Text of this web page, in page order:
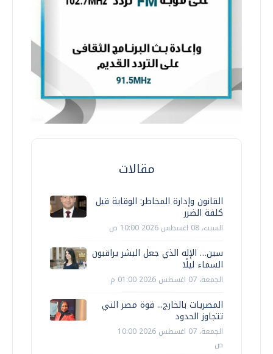
مقالات
القانون وإدارة المخاطر: الوقاية قبل
كلفة الضرر
السبت، 08 اغسطس 2026 10:00 ص
سين… الإله الذي جعل البشر يراقبون
السماء ليلًا
الجمعة، 07 اغسطس 2026 01:00 م
المصريات بالخارج... قوة مصر التي
تتجاوز الحدود
الجمعة، 07 اغسطس 2026 10:00
ص